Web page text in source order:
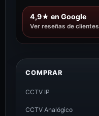
4,9★ en Google
Ver reseñas de clientes
COMPRAR
CCTV IP
CCTV Analógico